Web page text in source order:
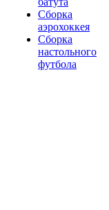
Сборка
аэрохоккея
Сборка
настольного
футбола